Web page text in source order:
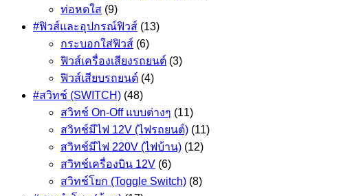
ท่อหดใส (9)
#ฟิวส์และอุปกรณ์ฟิวส์ (13)
กระบอกใส่ฟิวส์ (6)
ฟิวส์เครื่องเสียงรถยนต์ (3)
ฟิวส์เสียบรถยนต์ (4)
#สวิทช์ (SWITCH) (48)
สวิทช์ On-Off แบบต่างๆ (11)
สวิทช์มีไฟ 12V (ไฟรถยนต์) (11)
สวิทช์มีไฟ 220V (ไฟบ้าน) (12)
สวิทช์เครื่องบิน 12V (6)
สวิทช์โยก (Toggle Switch) (8)